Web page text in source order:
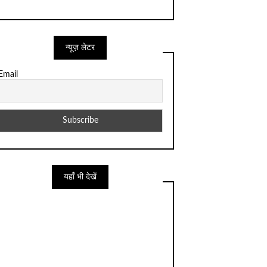
न्यूज़ लेटर
Email
यहाँ भी देखें